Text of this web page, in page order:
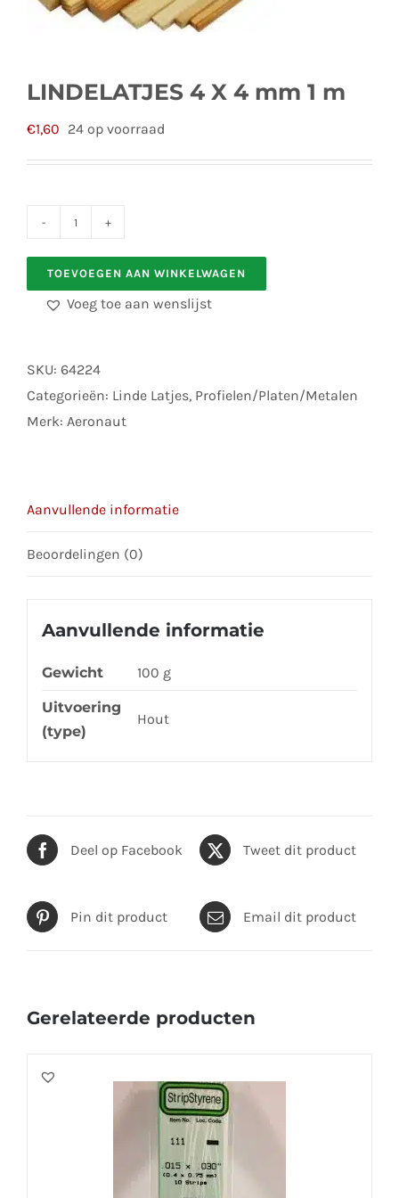
LINDELATJES 4 X 4 mm 1 m
€1,60 24 op voorraad
4
4
1
m
aantal
TOEVOEGEN AAN WINKELWAGEN
Voeg toe aan wenslijst
SKU: 64224
Categorieën: Linde Latjes, Profielen/Platen/Metalen
Merk: Aeronaut
Aanvullende informatie
Beoordelingen (0)
Aanvullende informatie
Gewicht 100 g
Uitvoering
(type)
Hout
Deel op Facebook Tweet dit product
Pin dit product Email dit product
Gerelateerde producten